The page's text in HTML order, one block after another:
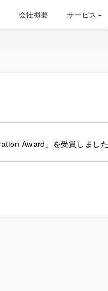
会社概要 サービス
Award」を受賞しました